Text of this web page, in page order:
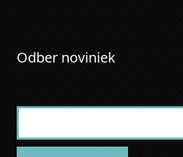
Odber noviniek